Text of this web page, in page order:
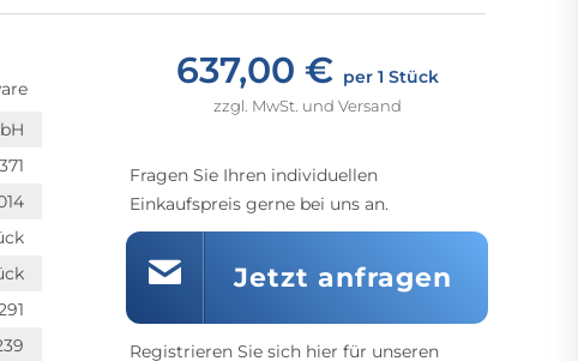
637,00 € per 1 Stück
zzgl. MwSt. und Versand
Fragen Sie Ihren individuellen
Einkaufspreis gerne bei uns an.
Jetzt anfragen
Registrieren Sie sich hier für unseren